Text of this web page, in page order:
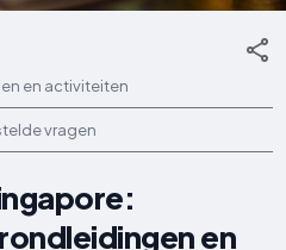
en activiteiten
vragen
en